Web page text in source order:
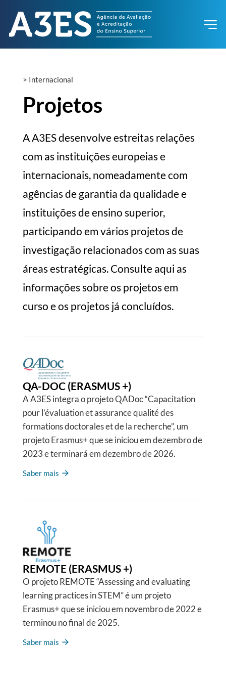
> Internacional
Projetos
A A3ES desenvolve estreitas relações
com as instituições europeias e
internacionais, nomeadamente com
agências de garantia da qualidade e
instituições de ensino superior,
participando em vários projetos de
investigação relacionados com as suas
áreas estratégicas. Consulte aqui as
informações sobre os projetos em
curso e os projetos já concluídos.
QA-DOC (ERASMUS +)
A A3ES integra o projeto QADoc “Capacitation
pour l’évaluation et assurance qualité des
formations doctorales et de la recherche”, um
projeto Erasmus+ que se iniciou em dezembro de
2023 e terminará em dezembro de 2026.
Saber mais
REMOTE (ERASMUS +)
O projeto REMOTE “Assessing and evaluating
learning practices in STEM” é um projeto
Erasmus+ que se iniciou em novembro de 2022 e
terminou no final de 2025.
Saber mais